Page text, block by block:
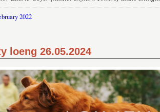
2022
loeng 26.05.2024